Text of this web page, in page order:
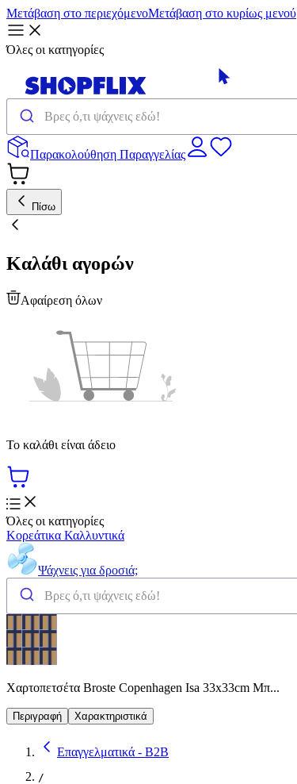
Μετάβαση στο περιεχόμενοΜετάβαση στο κυρίως μενού
Όλες οι κατηγορίες
Παρακολούθηση Παραγγελίας
Πίσω
Καλάθι αγορών
Αφαίρεση όλων
Το καλάθι είναι άδειο
Όλες οι κατηγορίες
Κορεάτικα Καλλυντικά
Ψάχνεις για δροσιά;
Χαρτοπετσέτα Broste Copenhagen Isa 33x33cm Μπ...
Περιγραφή Χαρακτηριστικά
Επαγγελματικά - B2B
/